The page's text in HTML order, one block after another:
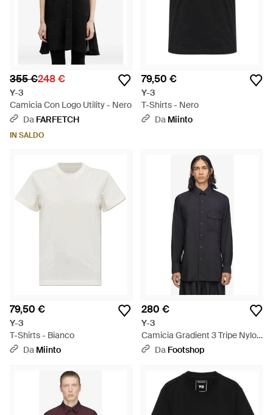
355 €248 €
Y-3
Camicia Con Logo Utility - Nero
Da FARFETCH
IN SALDO
79,50 €
Y-3
T-Shirts - Nero
Da Miinto
79,50 €
Y-3
T-Shirts - Bianco
Da Miinto
280 €
Y-3
Camicia Gradient 3 Tripe Nylon
Overhirt Uniex - Nero
Da Footshop